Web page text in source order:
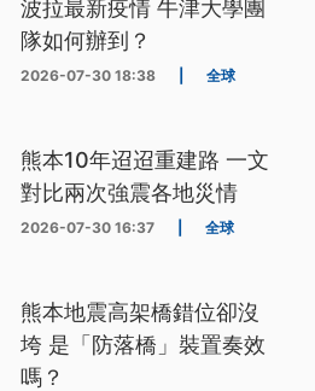
波拉最新疫情 牛津大學團
隊如何辦到？
2026-07-30 18:38 全球
熊本10年迢迢重建路 一文
對比兩次強震各地災情
2026-07-30 16:37 全球
熊本地震高架橋錯位卻沒
垮 是「防落橋」裝置奏效
嗎？